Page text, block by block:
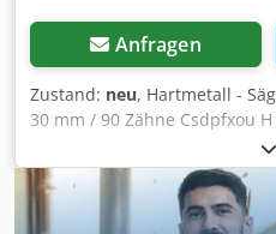
Anfragen
Zustand: neu, Hartmetall -
30 mm / 90 Zähne Csdpfxou